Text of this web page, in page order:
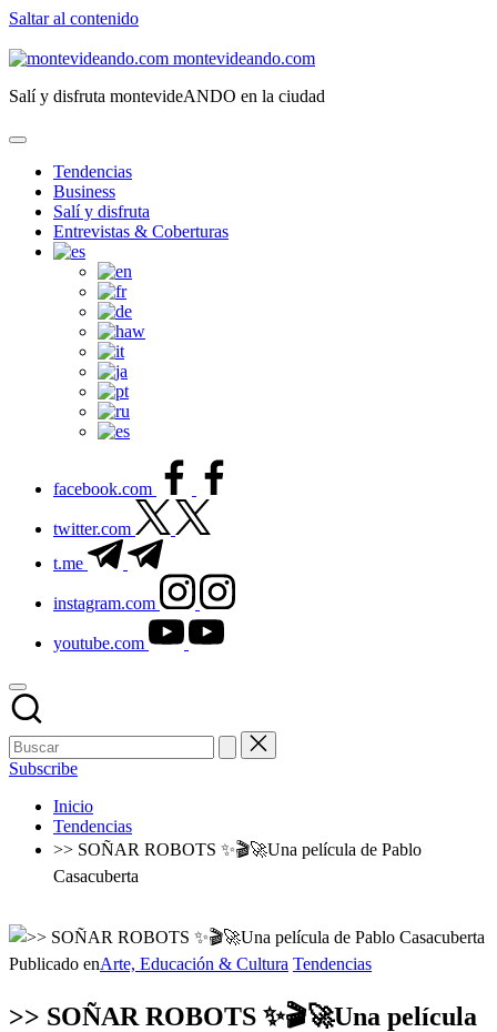
Saltar al contenido
montevideando.com
Salí y disfruta montevideANDO en la ciudad
Tendencias
Business
Salí y disfruta
Entrevistas & Coberturas
facebook.com
twitter.com
t.me
instagram.com
youtube.com
Subscribe
Inicio
Tendencias
>> SOÑAR ROBOTS ✨🎬🚀Una película de Pablo
Casacuberta
Publicado enArte, Educación & Cultura Tendencias
>> SOÑAR ROBOTS ✨🎬🚀Una película